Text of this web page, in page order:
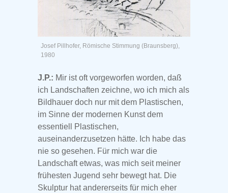
Josef Pillhofer, Römische Stimmung (Braunsberg),
1980
J.P.: Mir ist oft vorgeworfen worden, daß
ich Landschaften zeichne, wo ich mich als
Bildhauer doch nur mit dem Plastischen,
im Sinne der modernen Kunst dem
essentiell Plastischen,
auseinanderzusetzen hätte. Ich habe das
nie so gesehen. Für mich war die
Landschaft etwas, was mich seit meiner
frühesten Jugend sehr bewegt hat. Die
Skulptur hat andererseits für mich eher